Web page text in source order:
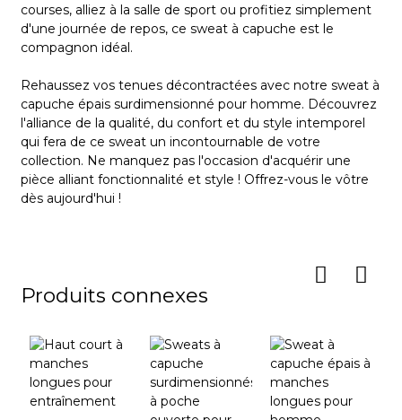
Service de
conception
02 Tissu
Personnalisé
nous faisons de gros efforts pour développer
courses, alliez à la salle de sport ou profitiez simplement
d'une journée de repos, ce sweat à capuche est le
compagnon idéal.
Rehaussez vos tenues décontractées avec notre sweat à
capuche épais surdimensionné pour homme. Découvrez
l'alliance de la qualité, du confort et du style intemporel
qui fera de ce sweat un incontournable de votre
collection. Ne manquez pas l'occasion d'acquérir une
pièce alliant fonctionnalité et style ! Offrez-vous le vôtre
dès aujourd'hui !
Produits connexes